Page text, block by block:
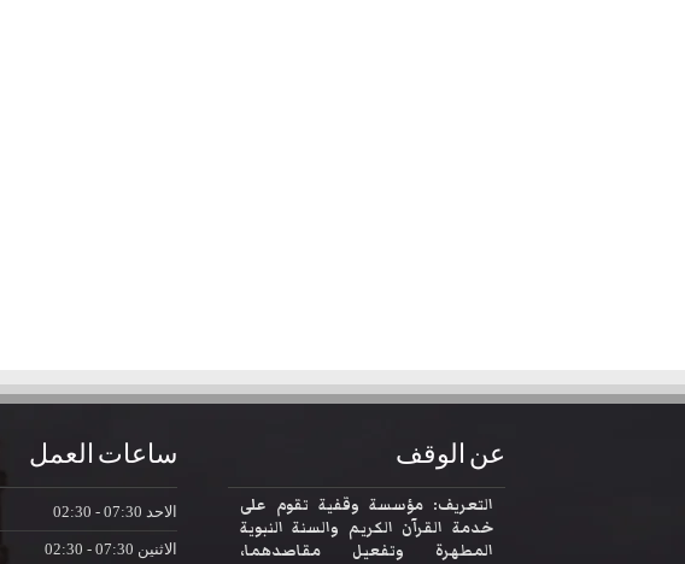
عن الوقف
التعريف: مؤسسة وقفية تقوم على
خدمة القرآن الكريم والسنة النبوية
المطهرة وتفعيل مقاصدهما،
ساعات العمل
الاحد
الاثنين